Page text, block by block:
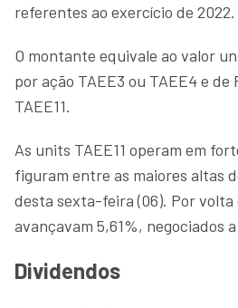
referentes ao exercício de 2022.
O montante equivale ao valor
por ação TAEE3 ou TAEE4 e de
TAEE11.
As units TAEE11 operam em
figuram entre as maiores altas
desta sexta-feira (06). Por volta
avançavam 5,61%, negociados
Dividendos